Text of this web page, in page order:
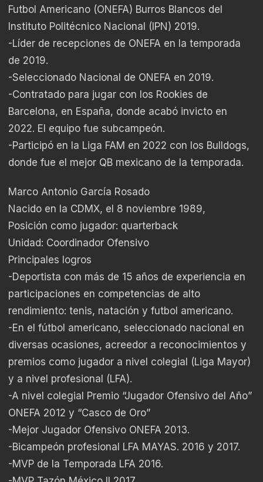
Futbol Americano (ONEFA) Burros Blancos del
Instituto Politécnico Nacional (IPN) 2019.
-Líder de recepciones de ONEFA en la temporada
de 2019.
-Seleccionado Nacional de ONEFA en 2019.
-Contratado para jugar con los Rookies de
Barcelona, en España, donde acabó invicto en
2022. El equipo fue subcampeón.
-Participó en la Liga FAM en 2022 con los Bulldogs,
donde fue el mejor QB mexicano de la temporada.
Marco Antonio García Rosado
Nacido en la CDMX, el 8 noviembre 1989,
Posición como jugador: quarterback
Unidad: Coordinador Ofensivo
Principales logros
-Deportista con más de 15 años de experiencia en
participaciones en competencias de alto
rendimiento: tenis, natación y futbol americano.
-En el fútbol americano, seleccionado nacional en
diversas ocasiones, acreedor a reconocimientos y
premios como jugador a nivel colegial (Liga Mayor)
y a nivel profesional (LFA).
-A nivel colegial Premio “Jugador Ofensivo del Año”
ONEFA 2012 y “Casco de Oro”
-Mejor Jugador Ofensivo ONEFA 2013.
-Bicampeón profesional LFA MAYAS. 2016 y 2017.
-MVP de la Temporada LFA 2016.